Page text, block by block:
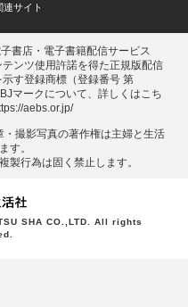
連サイト
書店・電子書籍配信サービス
ンツ使用許諾を得た正規版配信
す登録商標（登録番号 第
マークについて、詳しくはこち
aebs.or.jp/
撮影写真の著作権は主婦と⽣活
す。
製⾏為は固く禁⽌します。
SHA CO.,LTD. All rights